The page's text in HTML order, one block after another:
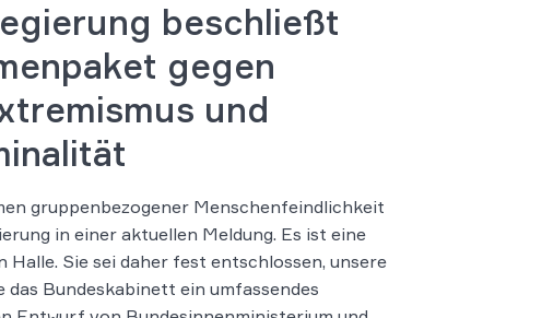
beschließt
gegen
und
gruppenbezogener Menschenfeindlichkeit
in einer aktuellen Meldung. Es ist eine
Sie sei daher fest entschlossen, unsere
Bundeskabinett ein umfassendes